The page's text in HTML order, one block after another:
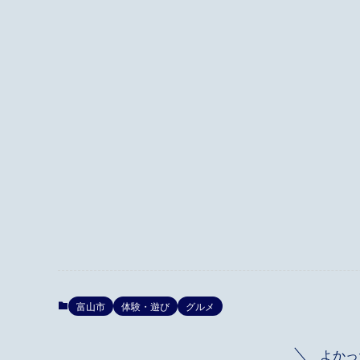
富山市 体験・遊び グルメ
よか